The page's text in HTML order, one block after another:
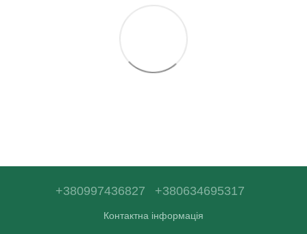
+380997436827 +380634695317
Контактна інформація